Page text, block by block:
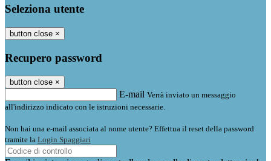
Seleziona utente
button close ×
Recupero password
button close ×
E-mail Verrà inviato un messaggio
all'indirizzo indicato con le istruzioni necessarie.
Non hai una e-mail associata al nome utente? Effettua il reset della password
tramite la Login Spaggiari